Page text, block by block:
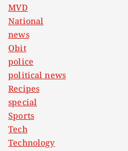
MVD
National
news
Obit
police
political news
Recipes
special
Sports
Tech
Technology